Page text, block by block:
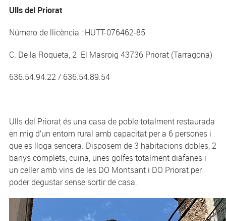
Ulls del Priorat
Número de llicència : HUTT-076462-85
C. De la Roqueta, 2 El Masroig 43736 Priorat (Tarragona)
636.54.94.22 / 636.54.89.54
Ulls del Priorat és una casa de poble totalment restaurada
en mig d’un entorn rural amb capacitat per a 6 persones i
que es lloga sencera. Disposem de 3 habitacions dobles, 2
banys complets, cuina, unes golfes totalment diàfanes i
un celler amb vins de les DO Montsant i DO Priorat per
poder degustar sense sortir de casa.